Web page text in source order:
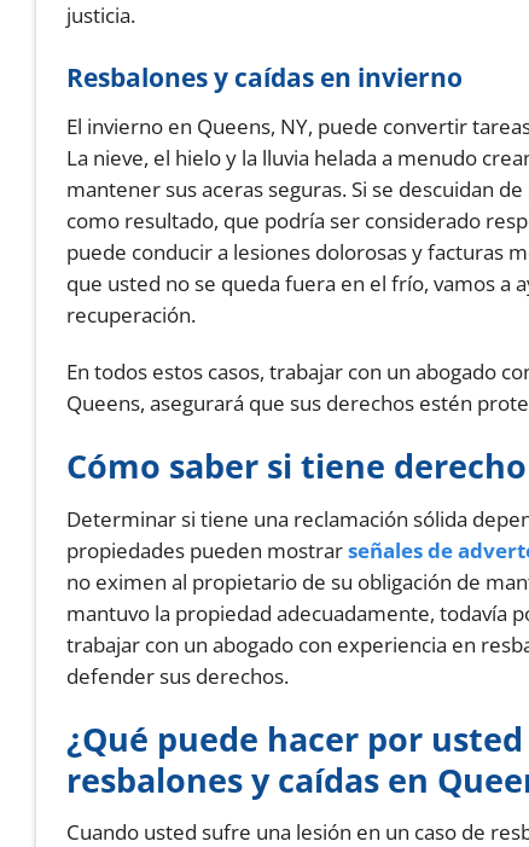
justicia.
Resbalones y caídas en invierno
El invierno en Queens, NY, puede convertir
La nieve, el hielo y la lluvia helada a menudo
mantener sus aceras seguras. Si se descuidan
como resultado, que podría ser considerado
puede conducir a lesiones dolorosas y facturas
que usted no se queda fuera en el frío, vamos a
recuperación.
En todos estos casos, trabajar con un abogado
Queens, asegurará que sus derechos estén
Cómo saber si tiene
Determinar si tiene una reclamación sólida
propiedades pueden mostrarseñales de
no eximen al propietario de su obligación de
mantuvo la propiedad adecuadamente, todavía
trabajar con un abogado con experiencia en
defender sus derechos.
¿Qué puede hacer por
resbalones y caídas en
Cuando usted sufre una lesión en un caso de